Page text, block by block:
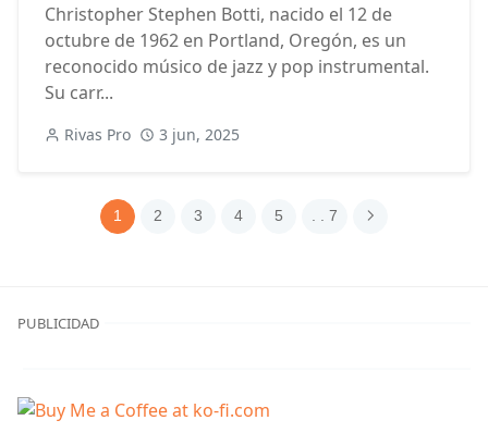
Christopher Stephen Botti, nacido el 12 de
octubre de 1962 en Portland, Oregón, es un
reconocido músico de jazz y pop instrumental.
Su carr...
Rivas Pro 3 jun, 2025
1 2 3 4 5 . . 7
PUBLICIDAD